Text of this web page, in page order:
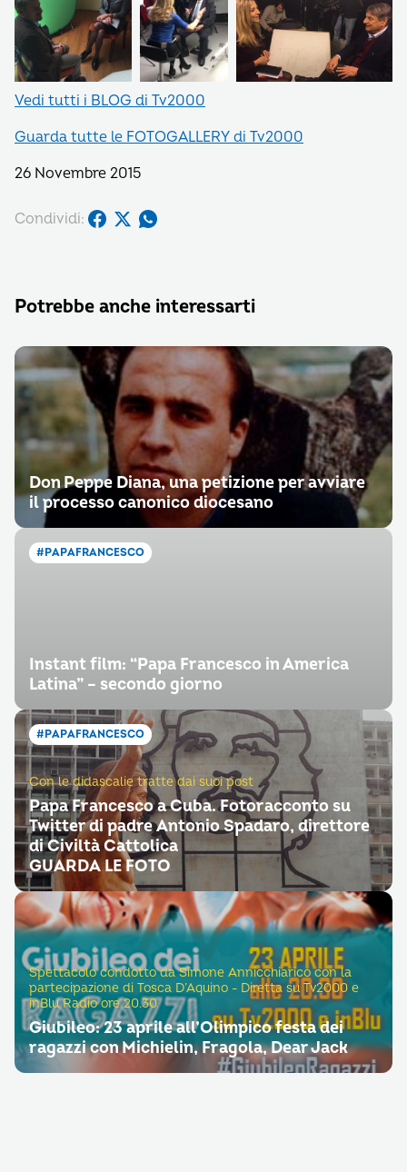
Vedi tutti i BLOG di Tv2000
Guarda tutte le FOTOGALLERY di Tv2000
26 Novembre 2015
Condividi:
Potrebbe anche interessarti
Don Peppe Diana, una petizione per avviare
il processo canonico diocesano
#PAPAFRANCESCO
Instant film: “Papa Francesco in America
Latina” – secondo giorno
#PAPAFRANCESCO
Con le didascalie tratte dai suoi post
Papa Francesco a Cuba. Fotoracconto su
Twitter di padre Antonio Spadaro, direttore
di Civiltà Cattolica
GUARDA LE FOTO
Spettacolo condotto da Simone Annicchiarico con la
partecipazione di Tosca D’Aquino - Diretta su Tv2000 e
inBlu Radio ore 20.30
Giubileo: 23 aprile all’Olimpico festa dei
ragazzi con Michielin, Fragola, Dear Jack